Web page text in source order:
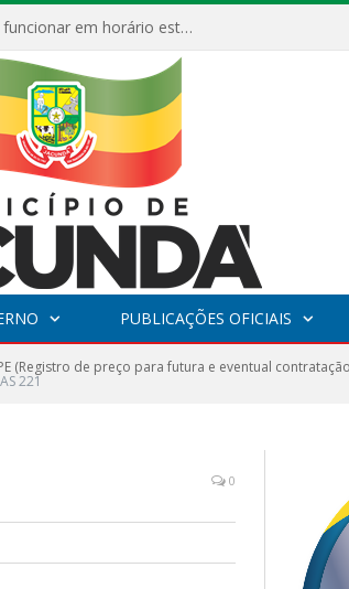
ESF Alto Paraíso é reinaugurada e passa a funcionar em horário estendido
PUBLICAÇÕES OFICIAIS
PE (Registro de preço para futura e eventual
221
0